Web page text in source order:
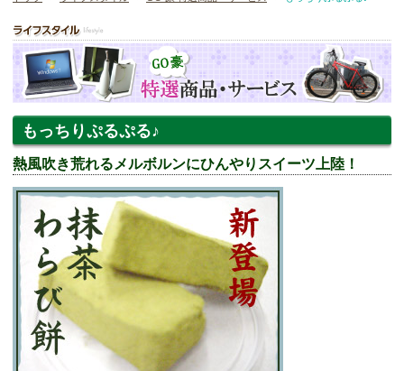
もっちりぷるぷる♪
熱風吹き荒れるメルボルンにひんやりスイーツ上陸！